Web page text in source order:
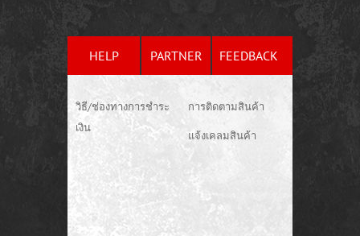
HELP PARTNER FEEDBACK
วิธี/ช่องทางการชำระ
เงิน
การติดตามสินค้า
แจ้งเคลมสินค้า